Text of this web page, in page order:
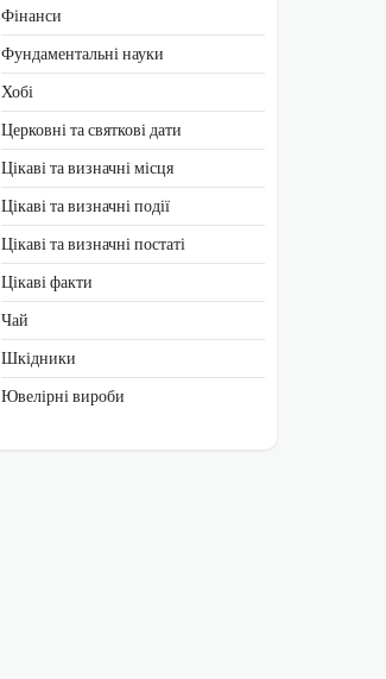
Фінанси
Фундаментальні науки
Хобі
Церковні та святкові дати
Цікаві та визначні місця
Цікаві та визначні події
Цікаві та визначні постаті
Цікаві факти
Чай
Шкідники
Ювелірні вироби